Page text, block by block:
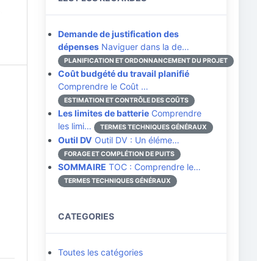
Demande de justification des
dépenses Naviguer dans la de…
PLANIFICATION ET ORDONNANCEMENT DU PROJET
Coût budgété du travail planifié
Comprendre le Coût …
ESTIMATION ET CONTRÔLE DES COÛTS
Les limites de batterie Comprendre
les limi…
TERMES TECHNIQUES GÉNÉRAUX
Outil DV Outil DV : Un éléme…
FORAGE ET COMPLÉTION DE PUITS
SOMMAIRE TOC : Comprendre le…
TERMES TECHNIQUES GÉNÉRAUX
CATEGORIES
Toutes les catégories